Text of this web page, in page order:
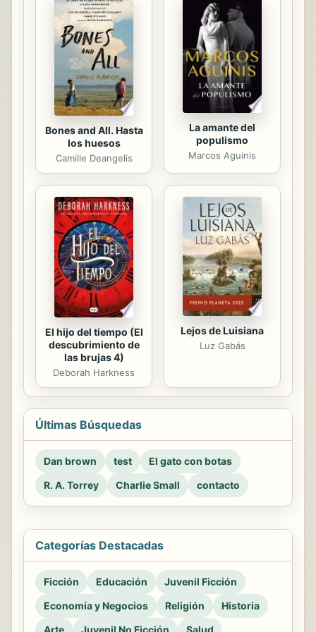
Bones and All. Hasta
los huesos
Camille Deangelis
La amante del
populismo
Marcos Aguinis
El hijo del tiempo (El
descubrimiento de
las brujas 4)
Deborah Harkness
Lejos de Luisiana
Luz Gabás
Últimas Búsquedas
Dan brown test
El gato con botas
R. A. Torrey
Charlie Small contacto
Categorías Destacadas
Ficción Educación
Juvenil Ficción
Economía y Negocios
Religión
Historia